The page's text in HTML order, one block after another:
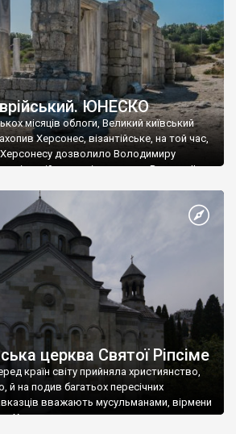
ЮНЕСКО
місяців облоги, Великий київський
Херсонес, візантійське, на той час,
дозволило Володимиру
візантійському імператору Василю ІІ, та
язичник, став Василем-християнином.
Русі. На честь Херсонесу Таврійського
церква Святої Ріпсіме
країн світу прийняла християнство,
й на подив багатьох пересічних
вважають мусульманами, вірмени
Христа